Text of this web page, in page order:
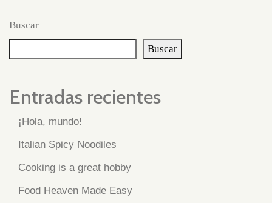
Buscar
Buscar
Entradas recientes
¡Hola, mundo!
Italian Spicy Noodiles
Cooking is a great hobby
Food Heaven Made Easy